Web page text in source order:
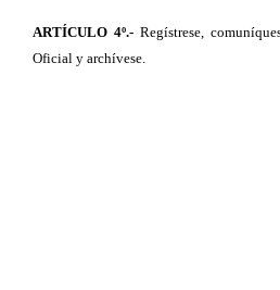
ARTÍCULO 4º.- Regístrese,
Oficial y archívese.